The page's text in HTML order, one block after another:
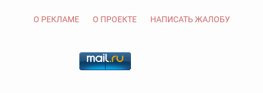
О РЕКЛАМЕ О ПРОЕКТЕ НАПИСАТЬ ЖАЛОБУ